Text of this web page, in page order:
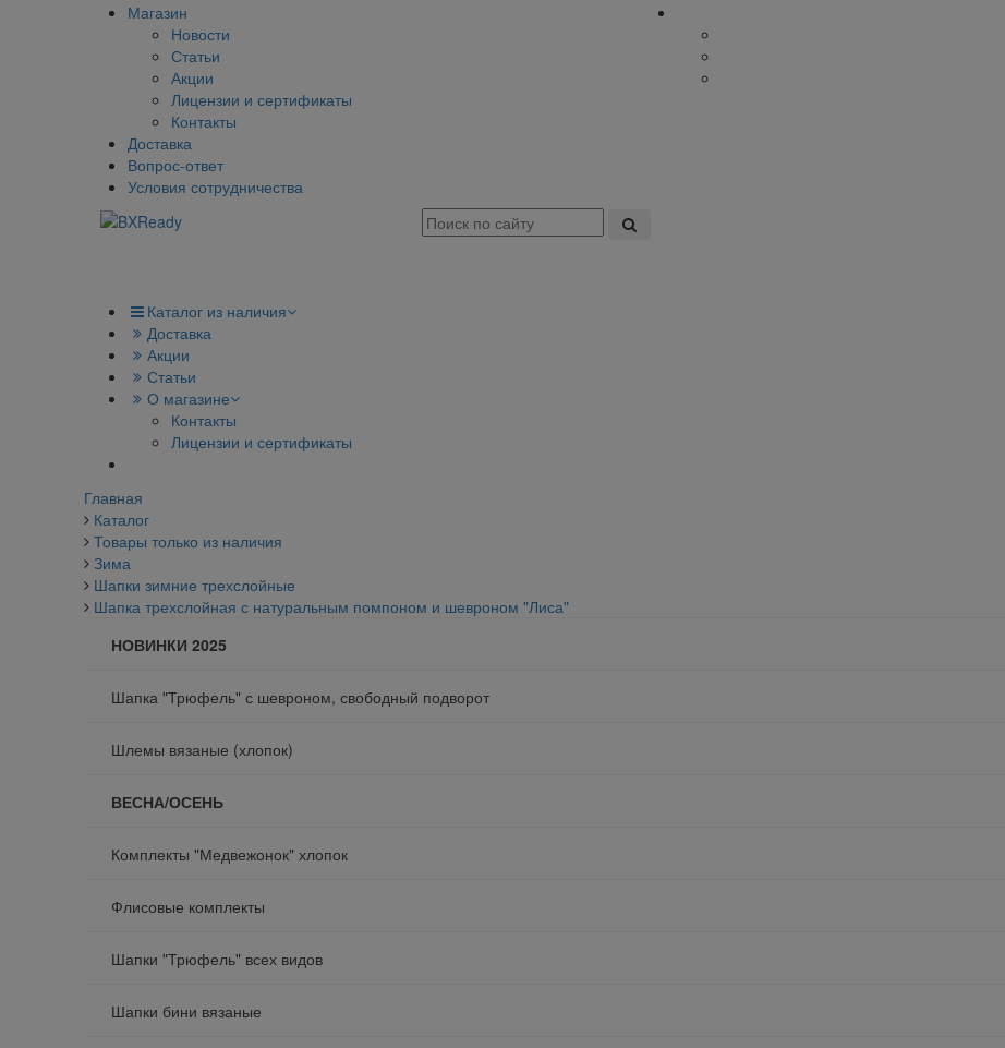
Магазин
Новости
Статьи
Акции
Лицензии и сертификаты
Контакты
Доставка
Вопрос-ответ
Условия сотрудничества
Каталог из наличия
Доставка
Акции
Статьи
О магазине
Контакты
Лицензии и сертификаты
Главная
Каталог
Товары только из наличия
Зима
Шапки зимние трехслойные
Шапка трехслойная с натуральным помпоном и шевроном "Лиса"
НОВИНКИ 2025
Шапка "Трюфель" с шевроном, свободный подворот
Шлемы вязаные (хлопок)
ВЕСНА/ОСЕНЬ
Комплекты "Медвежонок" хлопок
Флисовые комплекты
Шапки "Трюфель" всех видов
Шапки бини вязаные